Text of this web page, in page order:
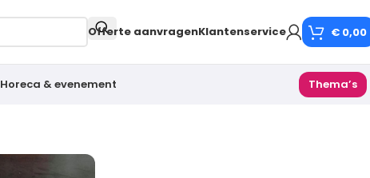
Offerte aanvragenKlantenservice € 0,00
Horeca & evenement Thema’s